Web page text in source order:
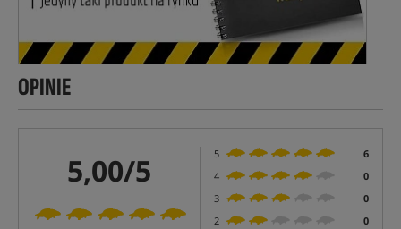
OPINIE
5,00/5 5
6
4
0
3
0
2
0